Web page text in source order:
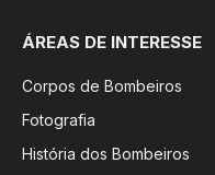
ÁREAS DE INTERESSE
Corpos de Bombeiros
Fotografia
História dos Bombeiros